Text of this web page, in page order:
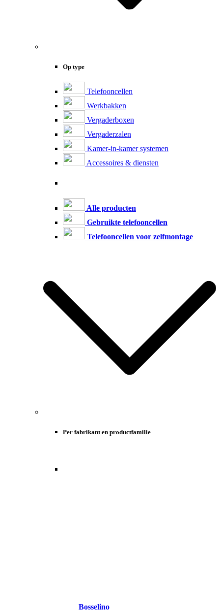
Op type
Telefooncellen
Werkbakken
Vergaderboxen
Vergaderzalen
Kamer-in-kamer systemen
Accessoires & diensten
Alle producten
Gebruikte telefooncellen
Telefooncellen voor zelfmontage
Per fabrikant en productfamilie
Bosselino